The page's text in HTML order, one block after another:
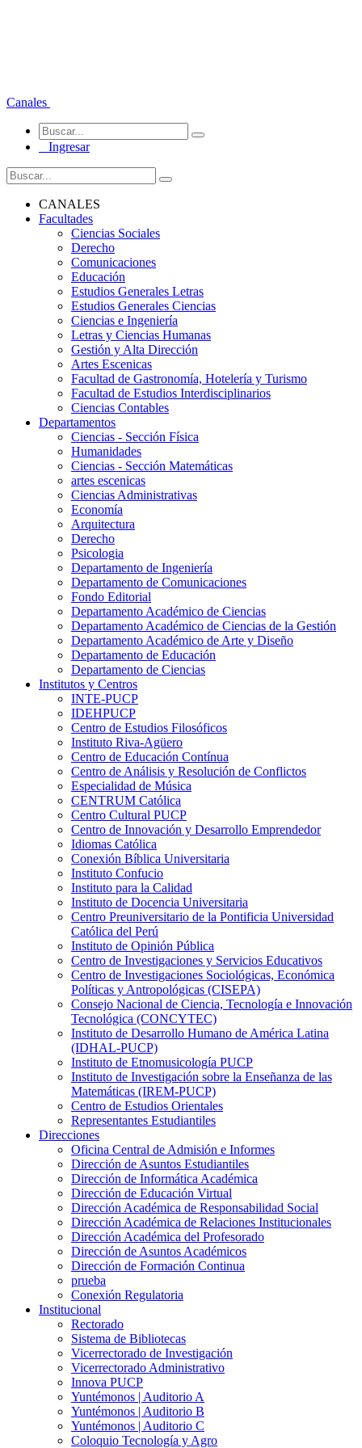
Canales
Ingresar
CANALES
Facultades
Ciencias Sociales
Derecho
Comunicaciones
Educación
Estudios Generales Letras
Estudios Generales Ciencias
Ciencias e Ingeniería
Letras y Ciencias Humanas
Gestión y Alta Dirección
Artes Escenicas
Facultad de Gastronomía, Hotelería y Turismo
Facultad de Estudios Interdisciplinarios
Ciencias Contables
Departamentos
Ciencias - Sección Física
Humanidades
Ciencias - Sección Matemáticas
artes escenicas
Ciencias Administrativas
Economía
Arquitectura
Derecho
Psicologia
Departamento de Ingeniería
Departamento de Comunicaciones
Fondo Editorial
Departamento Académico de Ciencias
Departamento Académico de Ciencias de la Gestión
Departamento Académico de Arte y Diseño
Departamento de Educación
Departamento de Ciencias
Institutos y Centros
INTE-PUCP
IDEHPUCP
Centro de Estudios Filosóficos
Instituto Riva-Agüero
Centro de Educación Contínua
Centro de Análisis y Resolución de Conflictos
Especialidad de Música
CENTRUM Católica
Centro Cultural PUCP
Centro de Innovación y Desarrollo Emprendedor
Idiomas Católica
Conexión Bíblica Universitaria
Instituto Confucio
Instituto para la Calidad
Instituto de Docencia Universitaria
Centro Preuniversitario de la Pontificia Universidad
Católica del Perú
Instituto de Opinión Pública
Centro de Investigaciones y Servicios Educativos
Centro de Investigaciones Sociológicas, Económica
Políticas y Antropológicas (CISEPA)
Consejo Nacional de Ciencia, Tecnología e Innovación
Tecnológica (CONCYTEC)
Instituto de Desarrollo Humano de América Latina
(IDHAL-PUCP)
Instituto de Etnomusicología PUCP
Instituto de Investigación sobre la Enseñanza de las
Matemáticas (IREM-PUCP)
Centro de Estudios Orientales
Representantes Estudiantiles
Direcciones
Oficina Central de Admisión e Informes
Dirección de Asuntos Estudiantiles
Dirección de Informática Académica
Dirección de Educación Virtual
Dirección Académica de Responsabilidad Social
Dirección Académica de Relaciones Institucionales
Dirección Académica del Profesorado
Dirección de Asuntos Académicos
Dirección de Formación Continua
prueba
Conexión Regulatoria
Institucional
Rectorado
Sistema de Bibliotecas
Vicerrectorado de Investigación
Vicerrectorado Administrativo
Innova PUCP
Yuntémonos | Auditorio A
Yuntémonos | Auditorio B
Yuntémonos | Auditorio C
Coloquio Tecnología y Agro